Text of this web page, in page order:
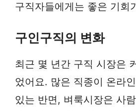
구직자들에게는 좋은 기회
구인구직의 변화
최근 몇 년간 구직 시장은
었어요. 많은 직종이 온라
있는 반면, 벼룩시장은 사